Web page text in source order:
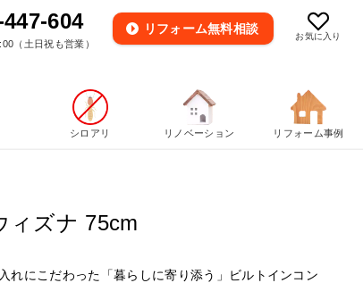
お気に入り
604
（土日祝も営業）
リフォーム無料相談
ィズナ 75cm
れにこだわった「暮らしに寄り添う」ビルトインコン
シロアリ リノベーション リフォーム事例